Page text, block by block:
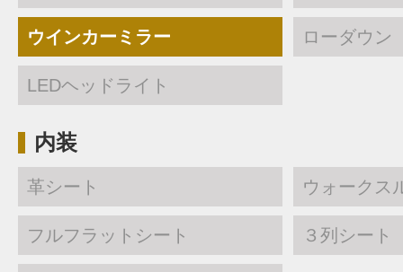
ウインカーミラー ローダウン
LEDヘッドライト
内装
革シート ウォークス
フルフラットシート ３列シート